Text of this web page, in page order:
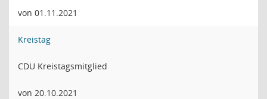
von 01.11.2021
Kreistag
CDU Kreistagsmitglied
von 20.10.2021